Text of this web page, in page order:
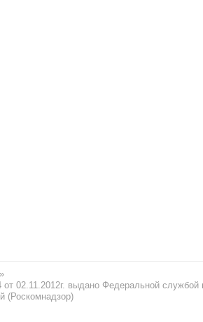
02.11.2012г. выдано Федеральной службой
(Роскомнадзор)